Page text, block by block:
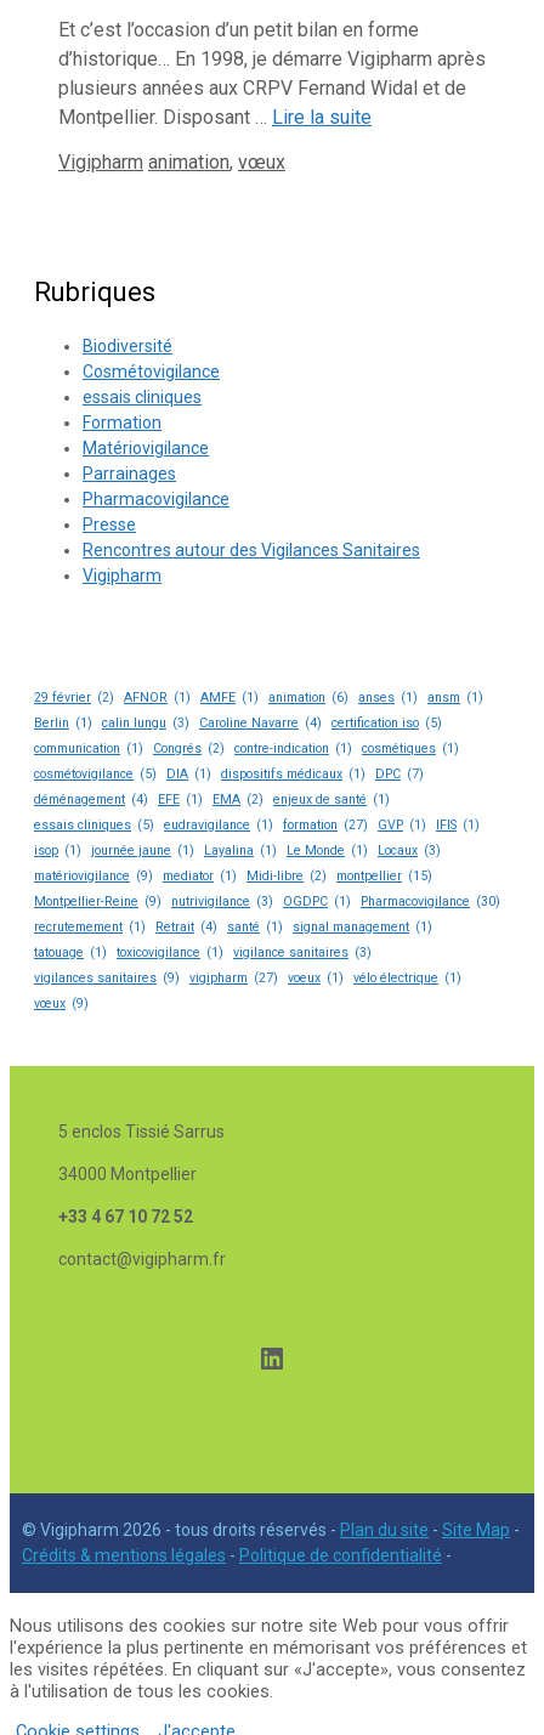
Et c’est l’occasion d’un petit bilan en forme
d’historique… En 1998, je démarre Vigipharm après
plusieurs années aux CRPV Fernand Widal et de
Montpellier. Disposant … Lire la suite
Catégories
Vigipharm Étiquettes
animation, vœux
Rubriques
Biodiversité
Cosmétovigilance
essais cliniques
Formation
Matériovigilance
Parrainages
Pharmacovigilance
Presse
Rencontres autour des Vigilances Sanitaires
Vigipharm
29 février (2) AFNOR (1) AMFE (1) animation (6) anses (1) ansm (1)
Berlin (1) calin lungu (3) Caroline Navarre (4) certification iso (5)
communication (1) Congrés (2) contre-indication (1) cosmétiques (1)
cosmétovigilance (5) DIA (1) dispositifs médicaux (1) DPC (7)
déménagement (4) EFE (1) EMA (2) enjeux de santé (1)
essais cliniques (5) eudravigilance (1) formation (27) GVP (1) IFIS (1)
isop (1) journée jaune (1) Layalina (1) Le Monde (1) Locaux (3)
matériovigilance (9) mediator (1) Midi-libre (2) montpellier (15)
Montpellier-Reine (9) nutrivigilance (3) OGDPC (1) Pharmacovigilance (30)
recrutemement (1) Retrait (4) santé (1) signal management (1)
tatouage (1) toxicovigilance (1) vigilance sanitaires (3)
vigilances sanitaires (9) vigipharm (27) voeux (1) vélo électrique (1)
vœux (9)
5 enclos Tissié Sarrus
34000 Montpellier
+33 4 67 10 72 52
contact@vigipharm.fr
LinkedIn
© Vigipharm 2026 - tous droits réservés - Plan du site - Site Map -
Crédits & mentions légales - Politique de confidentialité -
Nous utilisons des cookies sur notre site Web pour vous offrir
l'expérience la plus pertinente en mémorisant vos préférences et
les visites répétées. En cliquant sur «J'accepte», vous consentez
à l'utilisation de tous les cookies.